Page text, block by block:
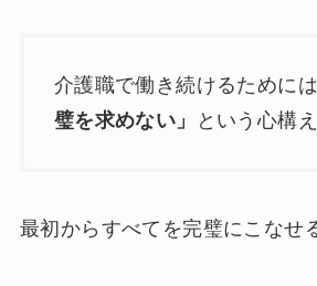
介護職で働き続けるためには
璧を求めない」
という心構
最初からすべてを完璧にこなせ